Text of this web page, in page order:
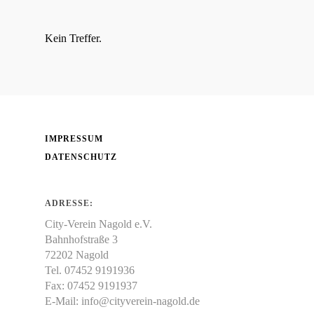
Kein Treffer.
IMPRESSUM
DATENSCHUTZ
ADRESSE:
City-Verein Nagold e.V.
Bahnhofstraße 3
72202 Nagold
Tel. 07452 9191936
Fax: 07452 9191937
E-Mail: info@cityverein-nagold.de